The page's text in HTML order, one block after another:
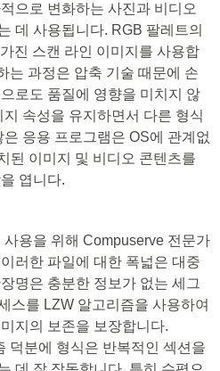
으로 변화하는 사진과 비디오
데 사용됩니다. RGB 팔레트의
진 스캔 라인 이미지를 사용합
는 과정은 압축 기술 때문에 손
로도 품질에 영향을 미치지 않
속성을 유지하면서 다른 형식
응용 프로그램은 OS에 관계없
된 이미지 및 비디오 콘텐츠를
엽니다.
용을 위해 Compuserve 전문가
러한 파일에 대한 폭넓은 대중
명은 충분한 정보가 없는 세그
스를 LZW 알고리즘을 사용하여
지의 보존을 보장합니다.
덕분에 형식은 반복적인 섹션을